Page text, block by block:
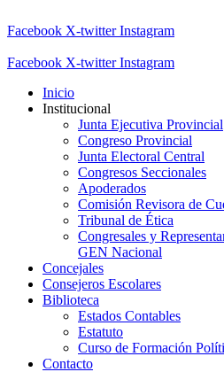
Facebook X-twitter Instagram
Facebook X-twitter Instagram
Inicio
Institucional
Junta Ejecutiva Provincial
Congreso Provincial
Junta Electoral Central
Congresos Seccionales
Apoderados
Comisión Revisora de
Tribunal de Ética
Congresales y
GEN Nacional
Concejales
Consejeros Escolares
Biblioteca
Estados Contables
Estatuto
Curso de Formación
Contacto